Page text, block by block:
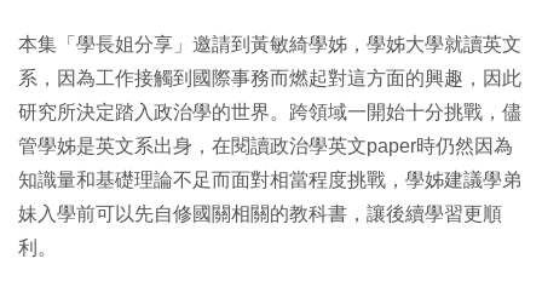
本集「學長姐分享」邀請到黃敏綺學姊，學姊大學就讀英文
系，因為工作接觸到國際事務而燃起對這方面的興趣，因此
研究所決定踏入政治學的世界。跨領域一開始十分挑戰，儘
管學姊是英文系出身，在閱讀政治學英文paper時仍然因為
知識量和基礎理論不足而面對相當程度挑戰，學姊建議學弟
妹入學前可以先自修國關相關的教科書，讓後續學習更順
利。